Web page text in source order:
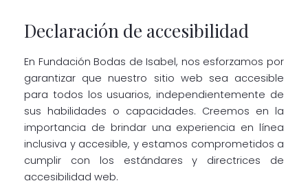
Declaración de accesibilidad
En Fundación Bodas de Isabel, nos esforzamos por
garantizar que nuestro sitio web sea accesible
para todos los usuarios, independientemente de
sus habilidades o capacidades. Creemos en la
importancia de brindar una experiencia en línea
inclusiva y accesible, y estamos comprometidos a
cumplir con los estándares y directrices de
accesibilidad web.